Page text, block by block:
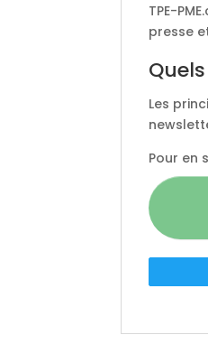
TPE-
presse
Les
Pour en